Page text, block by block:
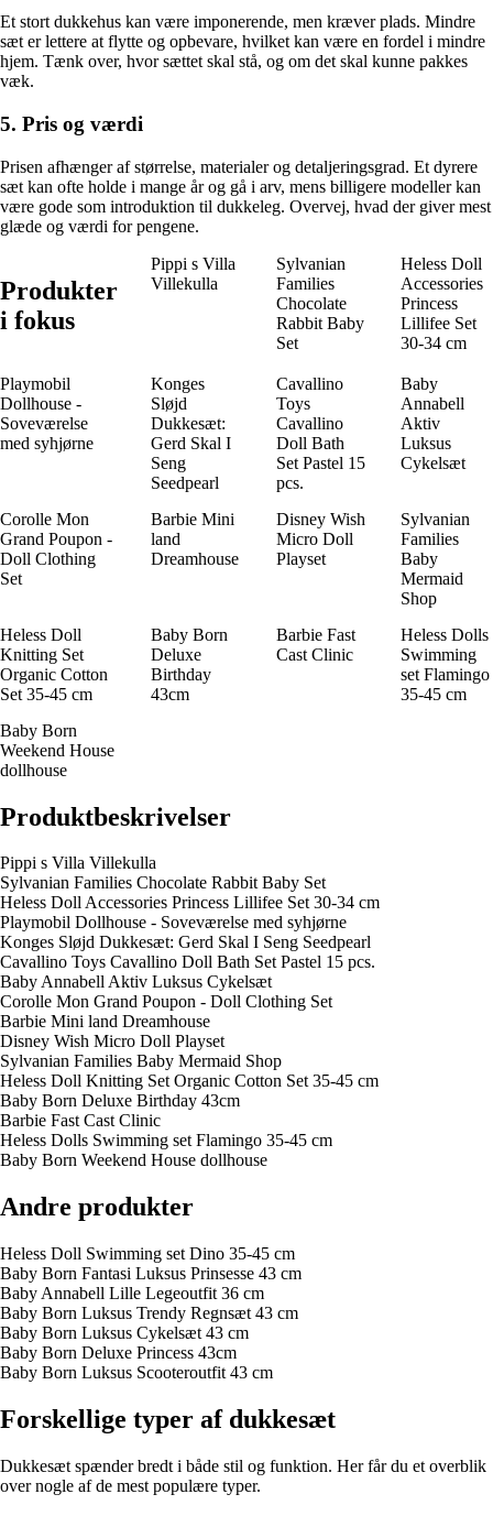
Et stort dukkehus kan være imponerende, men kræver plads. Mindre
sæt er lettere at flytte og opbevare, hvilket kan være en fordel i mindre
hjem. Tænk over, hvor sættet skal stå, og om det skal kunne pakkes
væk.
5. Pris og værdi
Prisen afhænger af størrelse, materialer og detaljeringsgrad. Et dyrere
sæt kan ofte holde i mange år og gå i arv, mens billigere modeller kan
være gode som introduktion til dukkeleg. Overvej, hvad der giver mest
glæde og værdi for pengene.
Produkter
i fokus
Pippi s Villa
Villekulla
Sylvanian
Families
Chocolate
Rabbit Baby
Set
Heless Doll
Accessories
Princess
Lillifee Set
30-34 cm
Playmobil
Dollhouse -
Soveværelse
med syhjørne
Konges
Sløjd
Dukkesæt:
Gerd Skal I
Seng
Seedpearl
Cavallino
Toys
Cavallino
Doll Bath
Set Pastel 15
pcs.
Baby
Annabell
Aktiv
Luksus
Cykelsæt
Corolle Mon
Grand Poupon -
Doll Clothing
Set
Barbie Mini
land
Dreamhouse
Disney Wish
Micro Doll
Playset
Sylvanian
Families
Baby
Mermaid
Shop
Heless Doll
Knitting Set
Organic Cotton
Set 35-45 cm
Baby Born
Deluxe
Birthday
43cm
Barbie Fast
Cast Clinic
Heless Dolls
Swimming
set Flamingo
35-45 cm
Baby Born
Weekend House
dollhouse
Produktbeskrivelser
Pippi s Villa Villekulla
Sylvanian Families Chocolate Rabbit Baby Set
Heless Doll Accessories Princess Lillifee Set 30-34 cm
Playmobil Dollhouse - Soveværelse med syhjørne
Konges Sløjd Dukkesæt: Gerd Skal I Seng Seedpearl
Cavallino Toys Cavallino Doll Bath Set Pastel 15 pcs.
Baby Annabell Aktiv Luksus Cykelsæt
Corolle Mon Grand Poupon - Doll Clothing Set
Barbie Mini land Dreamhouse
Disney Wish Micro Doll Playset
Sylvanian Families Baby Mermaid Shop
Heless Doll Knitting Set Organic Cotton Set 35-45 cm
Baby Born Deluxe Birthday 43cm
Barbie Fast Cast Clinic
Heless Dolls Swimming set Flamingo 35-45 cm
Baby Born Weekend House dollhouse
Andre produkter
Heless Doll Swimming set Dino 35-45 cm
Baby Born Fantasi Luksus Prinsesse 43 cm
Baby Annabell Lille Legeoutfit 36 cm
Baby Born Luksus Trendy Regnsæt 43 cm
Baby Born Luksus Cykelsæt 43 cm
Baby Born Deluxe Princess 43cm
Baby Born Luksus Scooteroutfit 43 cm
Forskellige typer af dukkesæt
Dukkesæt spænder bredt i både stil og funktion. Her får du et overblik
over nogle af de mest populære typer.